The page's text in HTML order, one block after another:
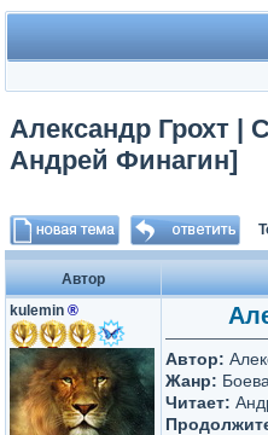
Александр Грохт |
Андрей Финагин]
Автор
kulemin ®
Автор:
Жанр:
Читает: